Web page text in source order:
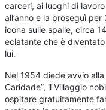
carceri, ai luoghi di
all’anno e la proseguì
icona sulle spalle, circa
eclatante che è
lui.
Nel 1954 diede avvio
Caridade”, il Villaggio
ospitare gratuitamente